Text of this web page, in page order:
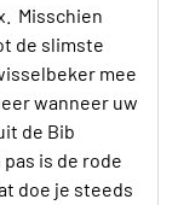
Misschien
de slimste
mee
wanneer uw
de Bib
is de rode
doe je steeds